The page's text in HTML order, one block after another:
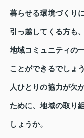
暮らせる環境づくり
引っ越してくる方も
地域コミュニティの
ことができるでしょ
人ひとりの協力が欠
ために、地域の取り
しょうか。